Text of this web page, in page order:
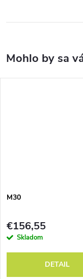
M30
€156,55
Skladom
DETAIL